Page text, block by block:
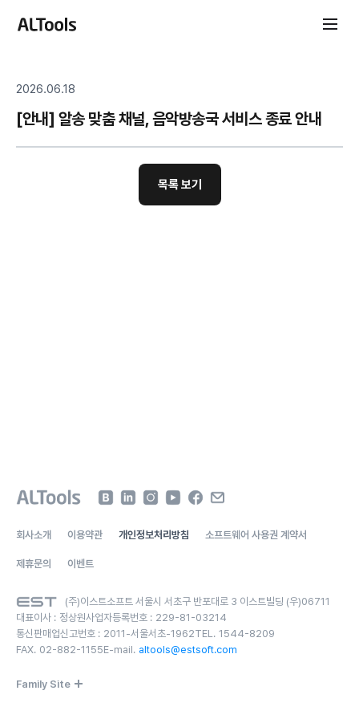
2026.06.18
[안내] 알송 맞춤 채널, 음악방송국 서비스 종료 안내
목록 보기
회사소개 이용약관 개인정보처리방침 소프트웨어 사용권 계약서
제휴문의 이벤트
(주)이스트소프트 서울시 서초구 반포대로 3 이스트빌딩 (우)06711
대표이사 : 정상원사업자등록번호 : 229-81-03214
통신판매업신고번호 : 2011-서울서초-1962TEL. 1544-8209
FAX. 02-882-1155E-mail. altools@estsoft.com
Family Site